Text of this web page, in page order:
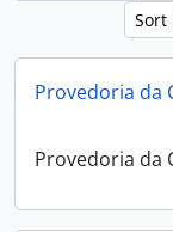
Sort
Provedoria da
Provedoria da